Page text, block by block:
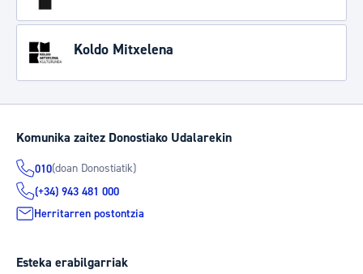
Koldo Mitxelena
Komunika zaitez Donostiako Udalarekin
010(doan Donostiatik)
(+34) 943 481 000
Herritarren postontzia
Esteka erabilgarriak